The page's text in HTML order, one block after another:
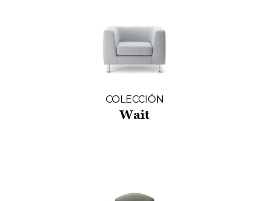
COLECCIÓN
Wait